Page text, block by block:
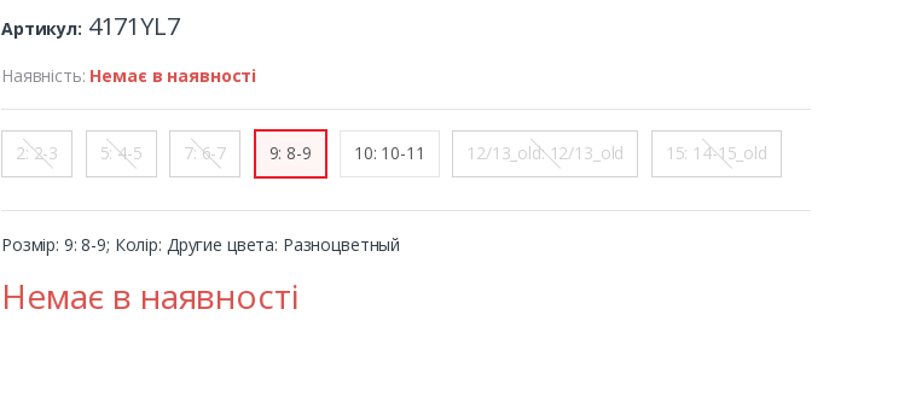
Артикул: 4171YL7
Наявність: Немає в наявності
2: 2-3 5: 4-5 7: 6-7 9: 8-9 10: 10-11 12/13_old: 12/13_old 15: 14-15_old
Розмір: 9: 8-9; Колір: Другие цвета: Разноцветный
Немає в наявності